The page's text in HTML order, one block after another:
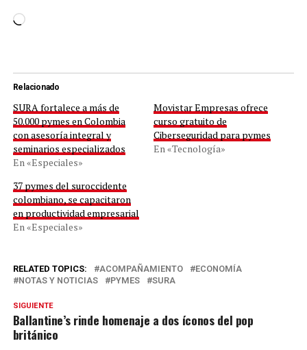
Cargando...
Relacionado
SURA fortalece a más de
50.000 pymes en Colombia
con asesoría integral y
seminarios especializados
En «Especiales»
Movistar Empresas ofrece
curso gratuito de
Ciberseguridad para pymes
En «Tecnología»
37 pymes del suroccidente
colombiano, se capacitaron
en productividad empresarial
En «Especiales»
RELATED TOPICS: ACOMPAÑAMIENTO
ECONOMÍA
NOTAS Y NOTICIAS
PYMES SURA
SIGUIENTE
Ballantine’s rinde homenaje a dos íconos del pop
británico